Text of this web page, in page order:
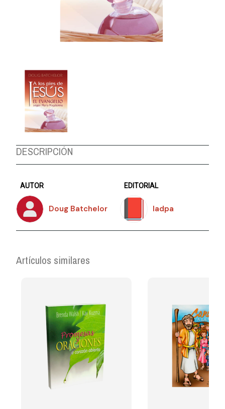
DESCRIPCIÓN
AUTOR
Doug Batchelor
EDITORIAL
Iadpa
Artículos similares